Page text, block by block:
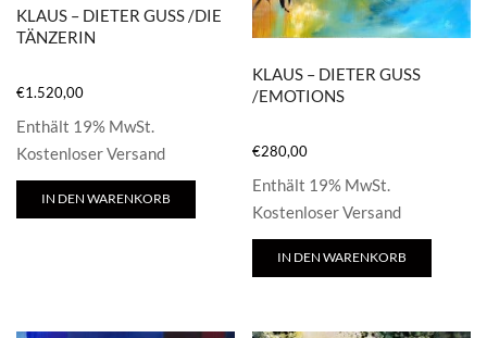
KLAUS – DIETER GUSS /DIE
TÄNZERIN
€1.520,00
Enthält 19% MwSt.
Kostenloser Versand
IN DEN WARENKORB
KLAUS – DIETER GUSS
/EMOTIONS
€280,00
Enthält 19% MwSt.
Kostenloser Versand
IN DEN WARENKORB